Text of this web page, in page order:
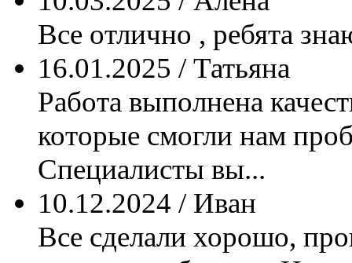
Все отлично , ребята
16.01.2025 / Татьяна
Работа выполнена
которые смогли нам
Специалисты вы...
10.12.2024 / Иван
Все сделали хорошо,